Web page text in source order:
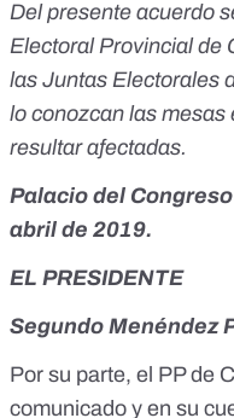
Del presente acuerdo
Electoral Provincial de
las Juntas Electorales
lo conozcan las
resultar afectadas.
Palacio del
abril de 2019.
EL PRESIDENTE
Segundo Menéndez
Por su parte, el PP de
comunicado y en su